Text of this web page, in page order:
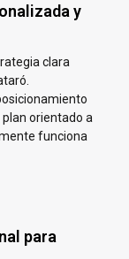
y
clara
orientado a
funciona
para